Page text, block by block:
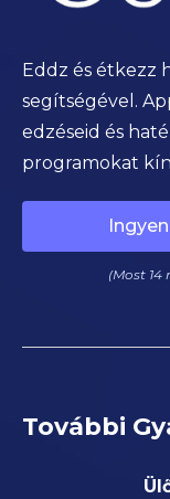
Eddz és étkezz
segítségével.
edzéseid és
programokat
(Most 14
További